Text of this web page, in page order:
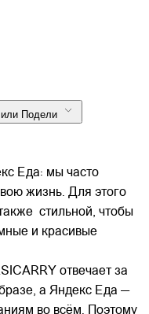
Долями или Подели
Еда: мы часто
жизнь. Для этого
стильной, чтобы
и красивые
отвечает за
а Яндекс Еда —
во всём. Поэтому